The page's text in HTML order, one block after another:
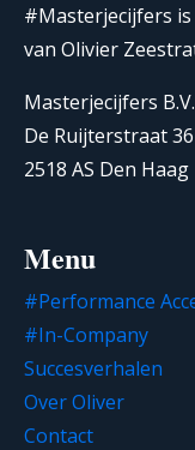
#Masterjecijfers
van Olivier
Masterjecijfers B.V.
De Ruijterstraat 36
2518 AS Den Haag
Menu
#Performance
#In-Company
Succesverhalen
Over Oliver
Contact